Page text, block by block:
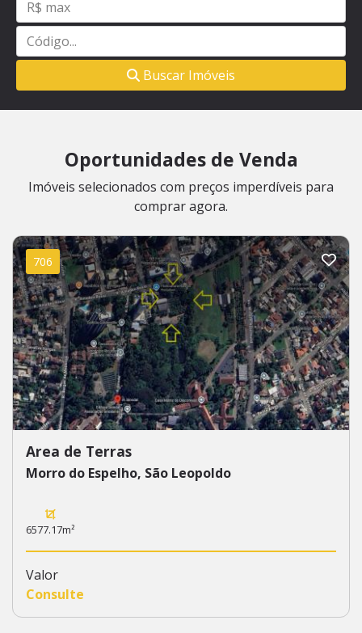
Buscar Imóveis
Oportunidades de Venda
Imóveis selecionados com preços imperdíveis para
comprar agora.
706
Area de Terras
Morro do Espelho, São Leopoldo
6577.17m²
Valor
Consulte